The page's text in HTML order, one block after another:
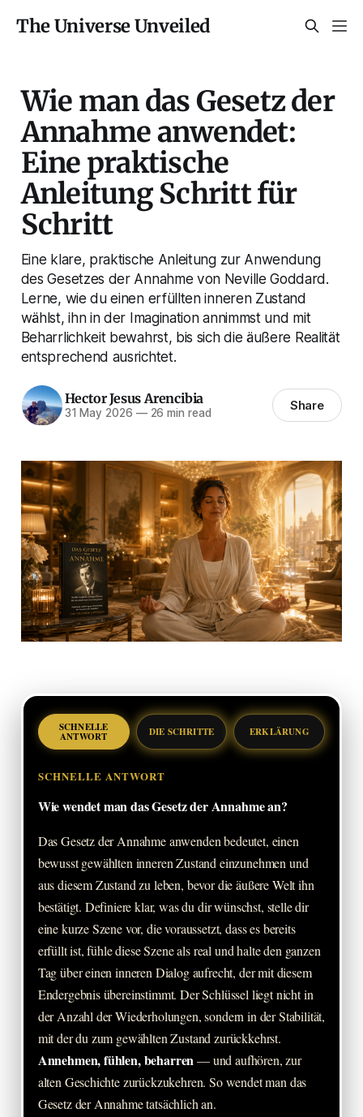
The Universe Unveiled
Wie man das Gesetz der
Annahme anwendet:
Eine praktische
Anleitung Schritt für
Schritt
Eine klare, praktische Anleitung zur Anwendung
des Gesetzes der Annahme von Neville Goddard.
Lerne, wie du einen erfüllten inneren Zustand
wählst, ihn in der Imagination annimmst und mit
Beharrlichkeit bewahrst, bis sich die äußere Realität
entsprechend ausrichtet.
Hector Jesus Arencibia
31 May 2026 —26 min read Share
SCHNELLE
ANTWORT DIE SCHRITTE ERKLÄRUNG
SCHNELLE ANTWORT
Wie wendet man das Gesetz der Annahme an?
Das Gesetz der Annahme anwenden bedeutet, einen
bewusst gewählten inneren Zustand einzunehmen und
aus diesem Zustand zu leben, bevor die äußere Welt ihn
bestätigt. Definiere klar, was du dir wünschst, stelle dir
eine kurze Szene vor, die voraussetzt, dass es bereits
erfüllt ist, fühle diese Szene als real und halte den ganzen
Tag über einen inneren Dialog aufrecht, der mit diesem
Endergebnis übereinstimmt. Der Schlüssel liegt nicht in
der Anzahl der Wiederholungen, sondern in der Stabilität,
mit der du zum gewählten Zustand zurückkehrst.
Annehmen, fühlen, beharren— und aufhören, zur
alten Geschichte zurückzukehren. So wendet man das
Gesetz der Annahme tatsächlich an.